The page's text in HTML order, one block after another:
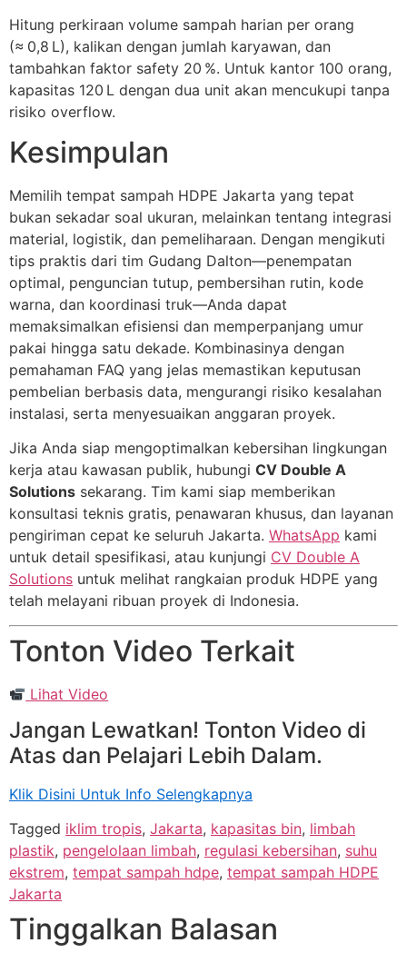
Hitung perkiraan volume sampah harian per orang
(≈ 0,8 L), kalikan dengan jumlah karyawan, dan
tambahkan faktor safety 20 %. Untuk kantor 100 orang,
kapasitas 120 L dengan dua unit akan mencukupi tanpa
risiko overflow.
Kesimpulan
Memilih tempat sampah HDPE Jakarta yang tepat
bukan sekadar soal ukuran, melainkan tentang integrasi
material, logistik, dan pemeliharaan. Dengan mengikuti
tips praktis dari tim Gudang Dalton—penempatan
optimal, penguncian tutup, pembersihan rutin, kode
warna, dan koordinasi truk—Anda dapat
memaksimalkan efisiensi dan memperpanjang umur
pakai hingga satu dekade. Kombinasinya dengan
pemahaman FAQ yang jelas memastikan keputusan
pembelian berbasis data, mengurangi risiko kesalahan
instalasi, serta menyesuaikan anggaran proyek.
Jika Anda siap mengoptimalkan kebersihan lingkungan
kerja atau kawasan publik, hubungi CV Double A
Solutions sekarang. Tim kami siap memberikan
konsultasi teknis gratis, penawaran khusus, dan layanan
pengiriman cepat ke seluruh Jakarta. WhatsApp kami
untuk detail spesifikasi, atau kunjungi CV Double A
Solutions untuk melihat rangkaian produk HDPE yang
telah melayani ribuan proyek di Indonesia.
Tonton Video Terkait
Lihat Video
Jangan Lewatkan! Tonton Video di
Atas dan Pelajari Lebih Dalam.
Klik Disini Untuk Info Selengkapnya
Tagged iklim tropis, Jakarta, kapasitas bin, limbah
plastik, pengelolaan limbah, regulasi kebersihan, suhu
ekstrem, tempat sampah hdpe, tempat sampah HDPE
Jakarta
Tinggalkan Balasan